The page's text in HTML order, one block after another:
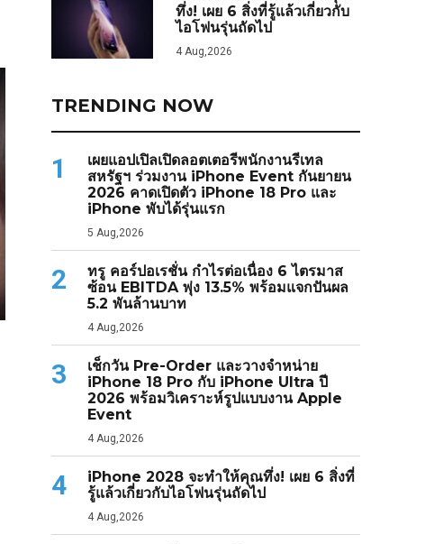
ทึ่ง! เผย 6 สิ่งที่รู้แล้วเกี่ยวกับ
ไอโฟนรุ่นถัดไป
4 Aug,2026
TRENDING NOW
1
เผยแอปเปิลเปิดลอตเตอรีพนักงานรีเทล
สหรัฐฯ ร่วมงาน iPhone Event กันยายน
2026 คาดเปิดตัว iPhone 18 Pro และ
iPhone พับได้รุ่นแรก
5 Aug,2026
2
ทรู คอร์ปอเรชั่น กำไรต่อเนื่อง 6 ไตรมาส
ซ้อน EBITDA พุ่ง 13.5% พร้อมแจกปันผล
5.2 พันล้านบาท
4 Aug,2026
3
เช็กวัน Pre-Order และวางจำหน่าย
iPhone 18 Pro กับ iPhone Ultra ปี
2026 พร้อมวิเคราะห์รูปแบบงาน Apple
Event
4 Aug,2026
4
iPhone 2028 จะทำให้คุณทึ่ง! เผย 6 สิ่งที่
รู้แล้วเกี่ยวกับไอโฟนรุ่นถัดไป
4 Aug,2026